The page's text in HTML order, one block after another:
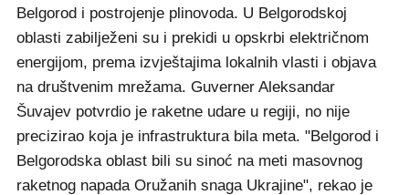
Belgorod i postrojenje plinovoda. U Belgorodskoj
oblasti zabilježeni su i prekidi u opskrbi električnom
energijom, prema izvještajima lokalnih vlasti i objava
na društvenim mrežama. Guverner Aleksandar
Šuvajev potvrdio je raketne udare u regiji, no nije
precizirao koja je infrastruktura bila meta. "Belgorod i
Belgorodska oblast bili su sinoć na meti masovnog
raketnog napada Oružanih snaga Ukrajine", rekao je